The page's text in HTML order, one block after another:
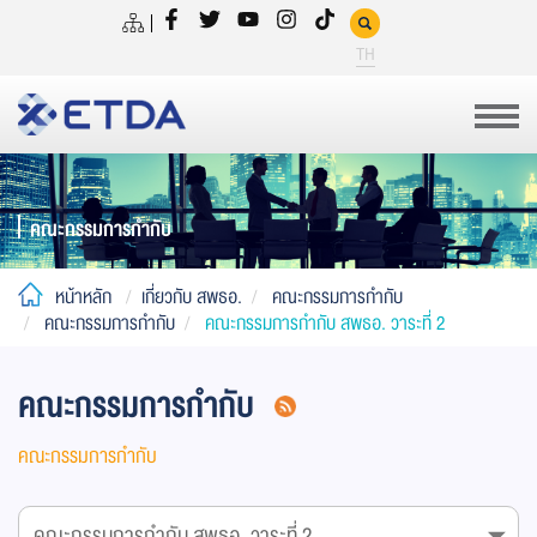
TH
คณะกรรมการกำกับ
หน้าหลัก เกี่ยวกับ สพธอ.
คณะกรรมการกำกับ
คณะกรรมการกำกับ
คณะกรรมการกำกับ สพธอ. วาระที่ 2
คณะกรรมการกำกับ
คณะกรรมการกำกับ